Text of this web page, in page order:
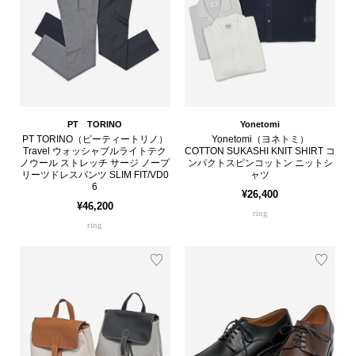
PT TORINO
PT TORINO（ピーティートリノ）
Travel ウォッシャブルライトテク
ノウール ストレッチ サージ ノープ
リーツドレスパンツ SLIM FIT/VD0
6
¥46,200
ring
Yonetomi
Yonetomi（ヨネトミ）
COTTON SUKASHI KNIT SHIRT コ
ンパクトスピンコットン ニットシ
ャツ
¥26,400
ring